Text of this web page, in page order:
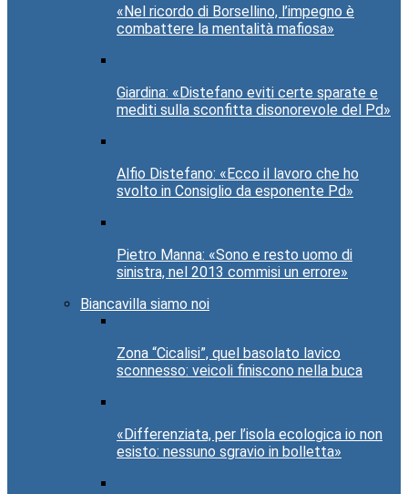
«Nel ricordo di Borsellino, l’impegno è
combattere la mentalità mafiosa»
Giardina: «Distefano eviti certe sparate e
mediti sulla sconfitta disonorevole del Pd»
Alfio Distefano: «Ecco il lavoro che ho
svolto in Consiglio da esponente Pd»
Pietro Manna: «Sono e resto uomo di
sinistra, nel 2013 commisi un errore»
Biancavilla siamo noi
Zona “Cicalisi”, quel basolato lavico
sconnesso: veicoli finiscono nella buca
«Differenziata, per l’isola ecologica io non
esisto: nessuno sgravio in bolletta»